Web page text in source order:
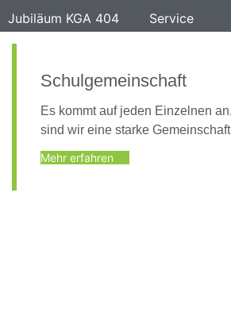
Jubiläum KGA 404
Service
Schulgemeinschaft
Es kommt auf jeden Einzelnen
sind wir eine starke
Mehr erfahren